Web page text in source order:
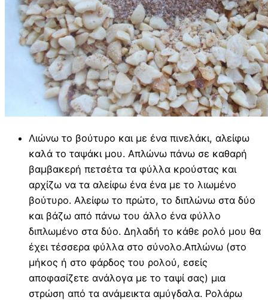
Λιώνω το βούτυρο και με ένα πινελάκι, αλείφω
καλά το ταψάκι μου. Απλώνω πάνω σε καθαρή
βαμβακερή πετσέτα τα φύλλα κρούστας και
αρχίζω να τα αλείφω ένα ένα με το λιωμένο
βούτυρο. Αλείφω το πρώτο, το διπλώνω στα δύο
και βάζω από πάνω του άλλο ένα φύλλο
διπλωμένο στα δύο. Δηλαδή το κάθε ρολό μου θα
έχει τέσσερα φύλλα στο σύνολο.Απλώνω (στο
μήκος ή στο φάρδος του ρολού, εσείς
αποφασίζετε ανάλογα με το ταψί σας) μια
στρώση από τα ανάμεικτα αμύγδαλα. Ρολάρω